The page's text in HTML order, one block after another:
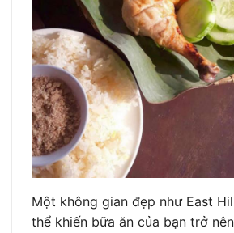
Một không gian đẹp như East
thể khiến bữa ăn của bạn trở